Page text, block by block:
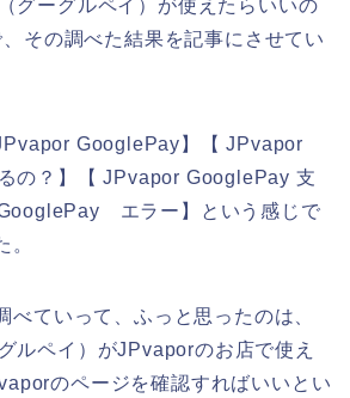
グーグルペイ）が使えたらいいの
その調べた結果を記事にさせてい
GooglePay】【 JPvapor
の？】【 JPvapor GooglePay 支
エラー】という感じで
。
べていって、ふっと思ったのは、
ルペイ）がJPvaporのお店で使え
のページを確認すればいいとい